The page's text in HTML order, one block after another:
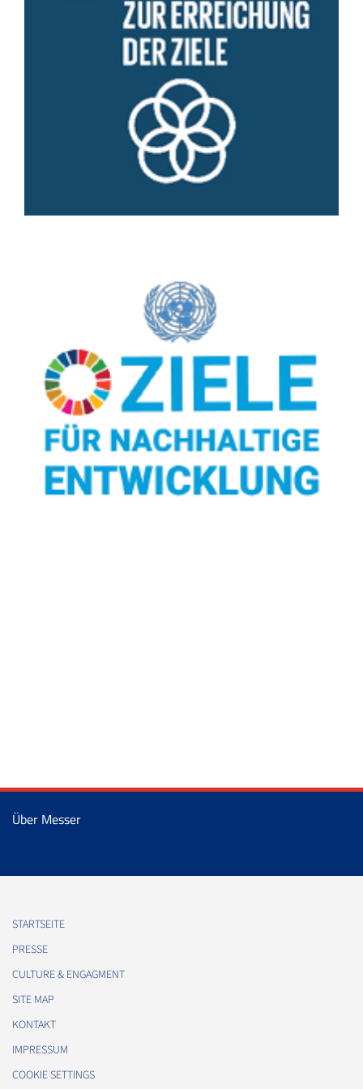
Über Messer
STARTSEITE
PRESSE
CULTURE & ENGAGMENT
SITE MAP
KONTAKT
IMPRESSUM
COOKIE SETTINGS